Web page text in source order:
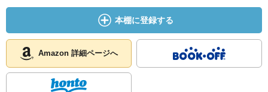
本棚に登録する
Amazon 詳細ページへ